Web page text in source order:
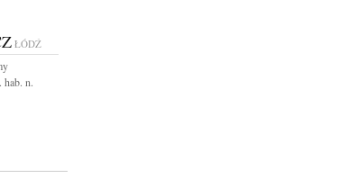
ŁÓDŹ
hab. n.